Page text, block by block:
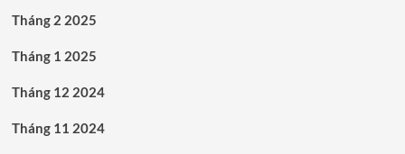
Tháng 2 2025
Tháng 1 2025
Tháng 12 2024
Tháng 11 2024